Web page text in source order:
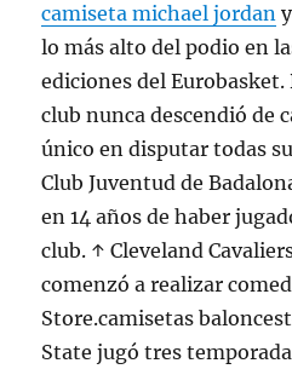
camiseta michael jordan
lo más alto del podio en
ediciones del Eurobasket.
club nunca descendió de
único en disputar todas
Club Juventud de
en 14 años de haber
club. ↑ Cleveland
comenzó a realizar
Store.camisetas
State jugó tres